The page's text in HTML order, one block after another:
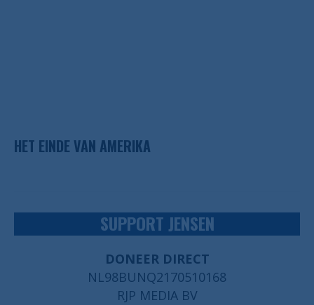
HET EINDE VAN AMERIKA
SUPPORT JENSEN
DONEER DIRECT
NL98BUNQ2170510168
RJP MEDIA BV